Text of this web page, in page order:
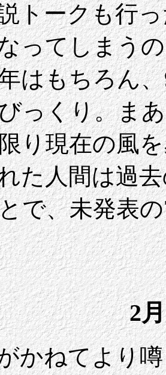
トークも行
ってしまう
はもちろん
っくり。ま
り現在の風
た人間は過
で、未発表
2
かねてより